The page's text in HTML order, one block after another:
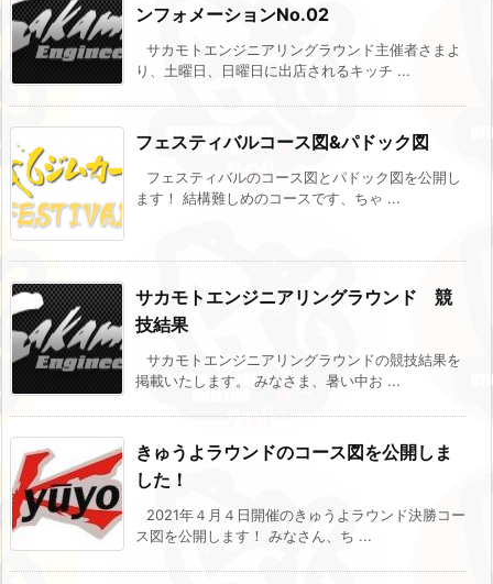
ンフォメーションNo.02
サカモトエンジニアリングラウンド主催者さまよ
り、土曜日、日曜日に出店されるキッチ ...
フェスティバルコース図&パドック図
フェスティバルのコース図とパドック図を公開し
ます！ 結構難しめのコースです、ちゃ ...
サカモトエンジニアリングラウンド 競
技結果
サカモトエンジニアリングラウンドの競技結果を
掲載いたします。 みなさま、暑い中お ...
きゅうよラウンドのコース図を公開しま
した！
2021年４月４日開催のきゅうよラウンド決勝コー
ス図を公開します！ みなさん、ち ...